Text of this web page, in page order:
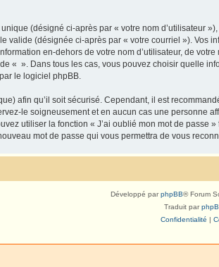
(désigné ci-après par « votre nom d’utilisateur
valide (désignée ci-après par « votre courriel »).
en-dehors de votre nom d’utilisateur, de
« ». Dans tous les cas, vous pouvez choisir quelle
le logiciel phpBB.
afin qu’il soit sécurisé. Cependant, il est
le soigneusement et en aucun cas une personne
utiliser la fonction « J’ai oublié mon mot de
mot de passe qui vous permettra de vous
Développé parphpBB® Forum
Traduit par
Confidentialité |